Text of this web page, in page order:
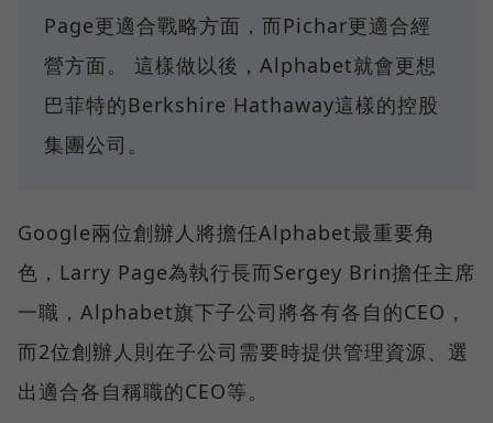
Page更適合戰略方面，而Pichar更適合經
營方面。 這樣做以後，Alphabet就會更想
巴菲特的Berkshire Hathaway這樣的控股
集團公司。
Google兩位創辦人將擔任Alphabet最重要角
色，Larry Page為執行長而Sergey Brin擔任主席
一職，Alphabet旗下子公司將各有各自的CEO，
而2位創辦人則在子公司需要時提供管理資源、選
出適合各自稱職的CEO等。